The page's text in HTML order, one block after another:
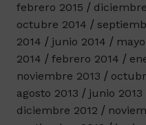
febrero 2015
octubre 2014
2014
junio 2014
2014
febrero 2014
noviembre 2013
agosto 2013
junio 2013
diciembre 2012